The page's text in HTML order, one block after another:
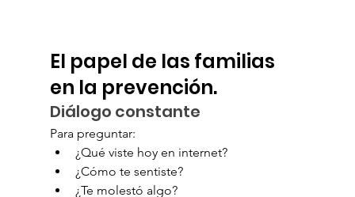
El papel de las familias
en la prevención.
Diálogo constante
Para preguntar:
¿Qué viste hoy en internet?
¿Cómo te sentiste?
¿Te molestó algo?